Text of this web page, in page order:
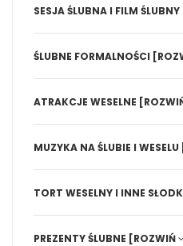
SESJA ŚLUBNA I FILM ŚLUBNY
ŚLUBNE FORMALNOŚCI
ATRAKCJE WESELNE
MUZYKA NA ŚLUBIE I WESELU
TORT WESELNY I INNE
PREZENTY ŚLUBNE [ROZWIŃ